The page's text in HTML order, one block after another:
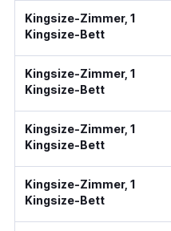
Kingsize-Zimmer, 1
Kingsize-Bett
Kingsize-Zimmer, 1
Kingsize-Bett
Kingsize-Zimmer, 1
Kingsize-Bett
Kingsize-Zimmer, 1
Kingsize-Bett